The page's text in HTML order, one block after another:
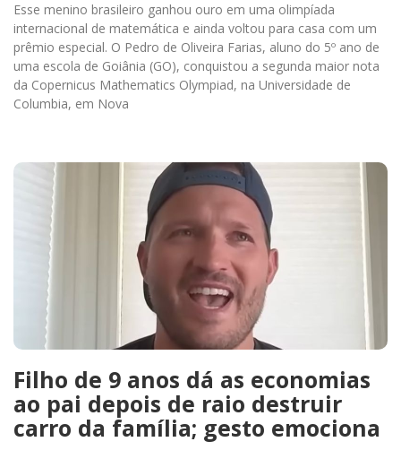
Esse menino brasileiro ganhou ouro em uma olimpíada
internacional de matemática e ainda voltou para casa com um
prêmio especial. O Pedro de Oliveira Farias, aluno do 5º ano de
uma escola de Goiânia (GO), conquistou a segunda maior nota
da Copernicus Mathematics Olympiad, na Universidade de
Columbia, em Nova
Filho de 9 anos dá as economias
ao pai depois de raio destruir
carro da família; gesto emociona